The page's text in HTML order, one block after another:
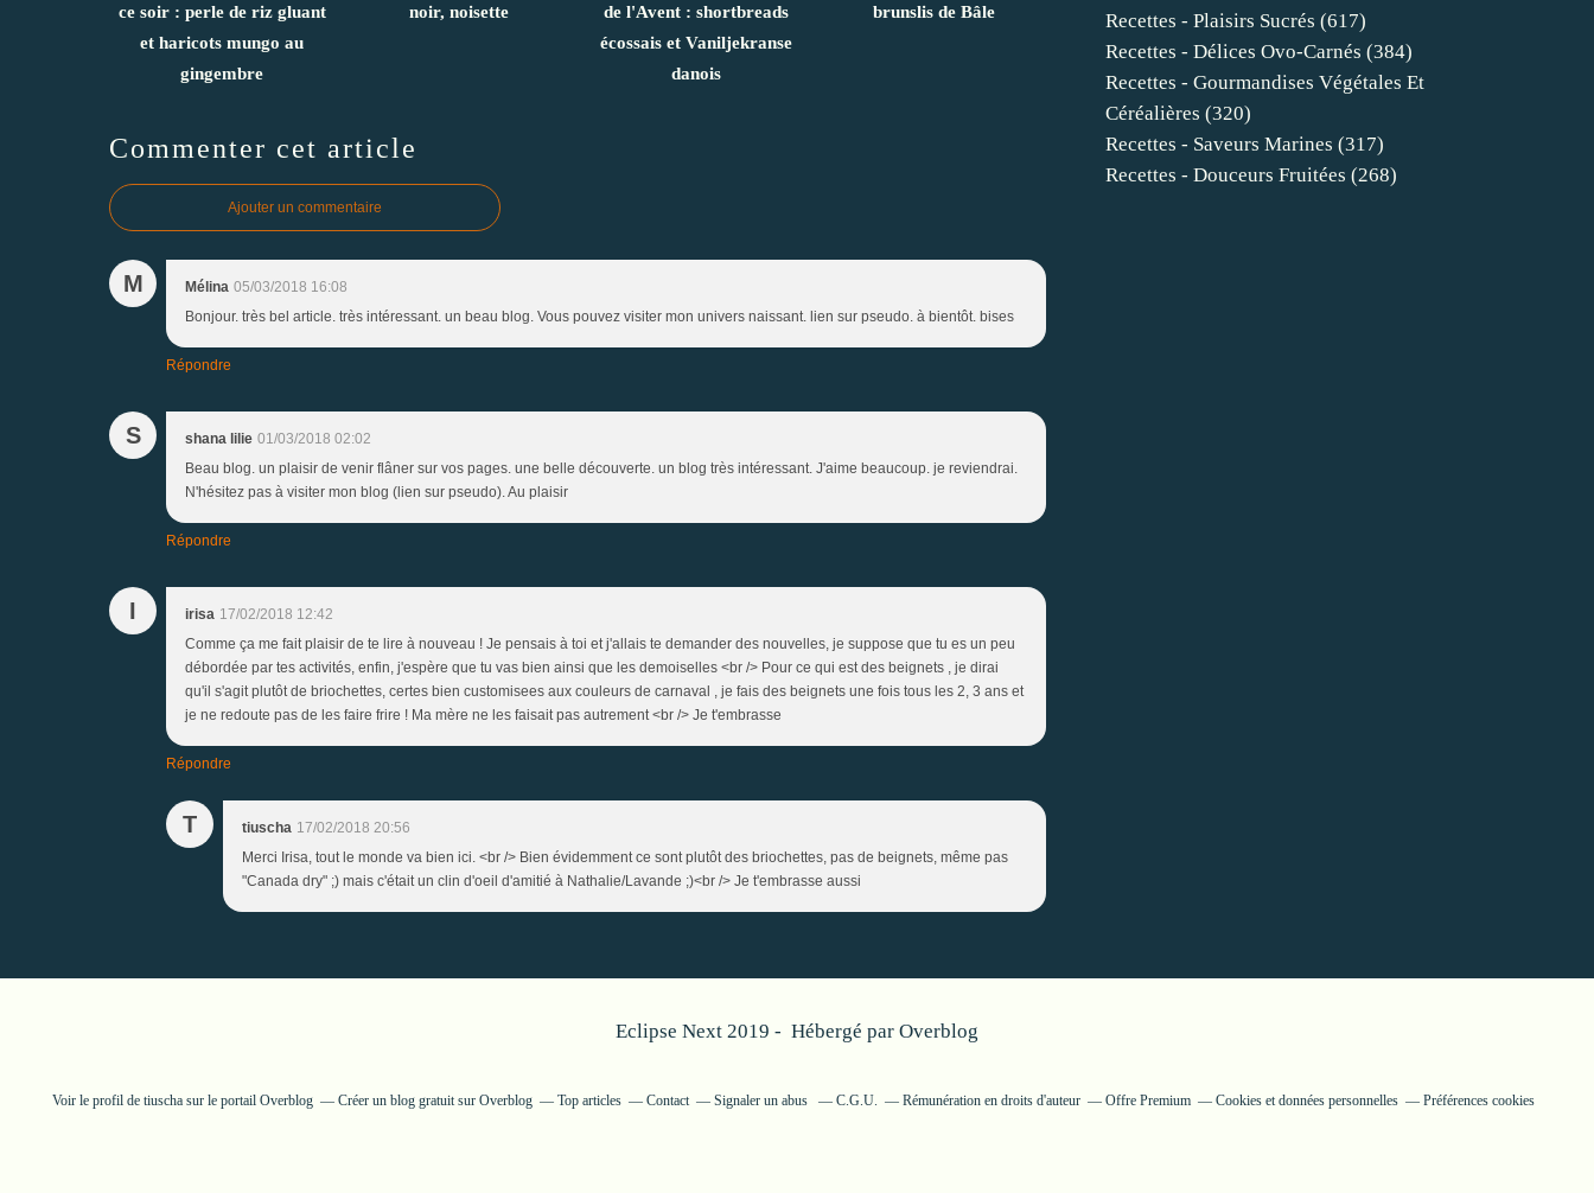
ce soir : perle de riz gluant
et haricots mungo au
gingembre
noir, noisette
de l'Avent : shortbreads
écossais et Vaniljekranse
danois
brunslis de Bâle
Commenter cet article
Ajouter un commentaire
M Mélina 05/03/2018 16:08
Bonjour. très bel article. très intéressant. un beau blog. Vous pouvez visiter mon univers naissant. lien sur pseudo. à bientôt. bises
Répondre
S shana lilie 01/03/2018 02:02
Beau blog. un plaisir de venir flâner sur vos pages. une belle découverte. un blog très intéressant. J'aime beaucoup. je reviendrai.
N'hésitez pas à visiter mon blog (lien sur pseudo). Au plaisir
Répondre
I irisa 17/02/2018 12:42
Comme ça me fait plaisir de te lire à nouveau ! Je pensais à toi et j'allais te demander des nouvelles, je suppose que tu es un peu
débordée par tes activités, enfin, j'espère que tu vas bien ainsi que les demoiselles <br /> Pour ce qui est des beignets , je dirai
qu'il s'agit plutôt de briochettes, certes bien customisees aux couleurs de carnaval , je fais des beignets une fois tous les 2, 3 ans et
je ne redoute pas de les faire frire ! Ma mère ne les faisait pas autrement <br /> Je t'embrasse
Répondre
T tiuscha 17/02/2018 20:56
Merci Irisa, tout le monde va bien ici. <br /> Bien évidemment ce sont plutôt des briochettes, pas de beignets, même pas
"Canada dry" ;) mais c'était un clin d'oeil d'amitié à Nathalie/Lavande ;)<br /> Je t'embrasse aussi
Recettes - Plaisirs Sucrés (617)
Recettes - Délices Ovo-Carnés (384)
Recettes - Gourmandises Végétales Et
Céréalières (320)
Recettes - Saveurs Marines (317)
Recettes - Douceurs Fruitées (268)
Eclipse Next 2019 - Hébergé par Overblog
Voir le profil de tiuscha sur le portail Overblog Créer un blog gratuit sur Overblog Top articles Contact Signaler un abus C.G.U. Rémunération en droits d'auteur Offre Premium Cookies et données personnelles Préférences cookies